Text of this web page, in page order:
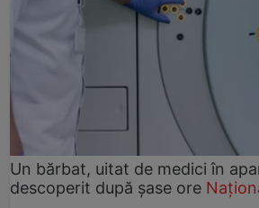
Un bărbat, uitat de medici în
descoperit după șase ore